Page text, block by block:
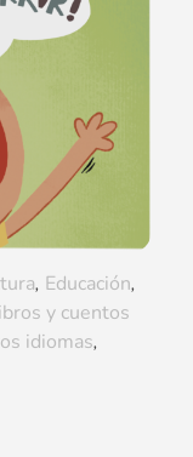
, Educación,
y cuentos
idiomas,